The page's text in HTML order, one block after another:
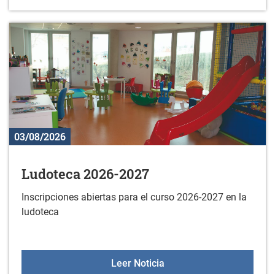
03/08/2026
Ludoteca 2026-2027
Inscripciones abiertas para el curso 2026-2027 en la
ludoteca
Leer NoticiaLudoteca 2026-2027